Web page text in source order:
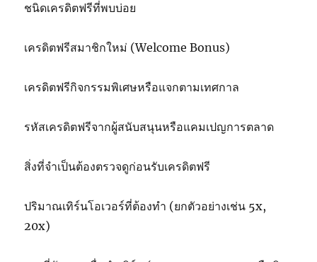
ชนิดเครดิตฟรีที่พบบ่อย
เครดิตฟรีสมาชิกใหม่ (Welcome Bonus)
เครดิตฟรีกิจกรรมพิเศษหรือแจกตามเทศกาล
รหัสเครดิตฟรีจากผู้สนับสนุนหรือแคมเปญการตลาด
สิ่งที่จำเป็นต้องตรวจดูก่อนรับเครดิตฟรี
ปริมาณเทิร์นโอเวอร์ที่ต้องทำ (ยกตัวอย่างเช่น 5x,
20x)